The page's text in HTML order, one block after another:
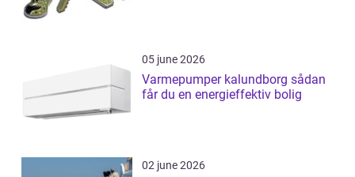
05 june 2026
Varmepumper kalundborg sådan
får du en energieffektiv bolig
02 june 2026